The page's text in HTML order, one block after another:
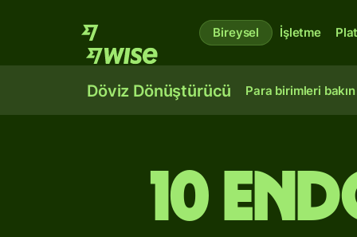
Bireysel İşletme
Döviz Dönüştürücü Para birimleri bakın
10